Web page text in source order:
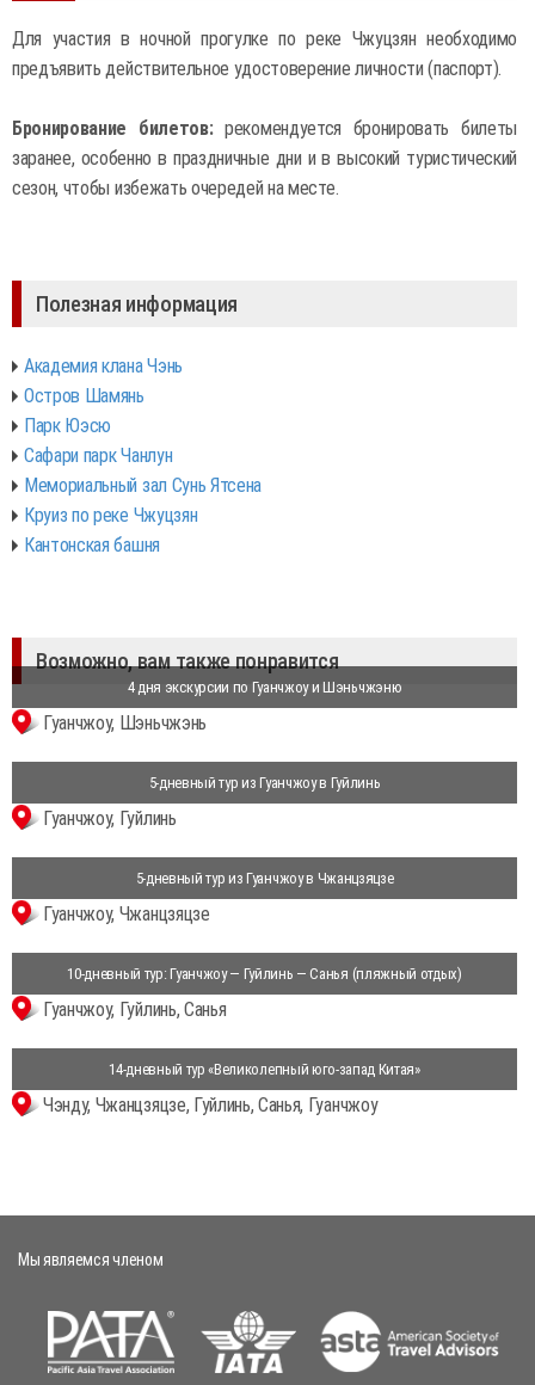
Для участия в ночной прогулке по реке Чжуцзян необходимо
предъявить действительное удостоверение личности (паспорт).
Бронирование билетов:рекомендуется бронировать билеты
заранее, особенно в праздничные дни и в высокий туристический
сезон, чтобы избежать очередей на месте.
Полезная информация
Академия клана Чэнь
Остров Шамянь
Парк Юэсю
Сафари парк Чанлун
Мемориальный зал Сунь Ятсена
Круиз по реке Чжуцзян
Кантонская башня
Возможно, вам также понравится
4 дня экскурсии по Гуанчжоу и Шэньчжэню
Гуанчжоу, Шэньчжэнь
5-дневный тур из Гуанчжоу в Гуйлинь
Гуанчжоу, Гуйлинь
5-дневный тур из Гуанчжоу в Чжанцзяцзе
Гуанчжоу, Чжанцзяцзе
10-дневный тур: Гуанчжоу — Гуйлинь — Санья (пляжный отдых)
Гуанчжоу, Гуйлинь, Санья
14-дневный тур «Великолепный юго-запад Китая»
Чэнду, Чжанцзяцзе, Гуйлинь, Санья, Гуанчжоу
Мы являемся членом